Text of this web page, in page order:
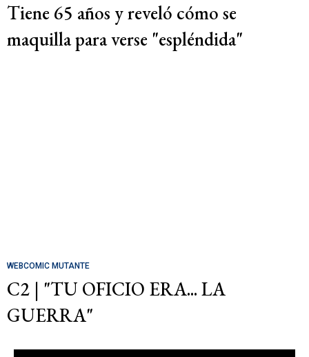
Tiene 65 años y reveló cómo se
maquilla para verse "espléndida"
WEBCOMIC MUTANTE
C2 | "TU OFICIO ERA... LA
GUERRA"